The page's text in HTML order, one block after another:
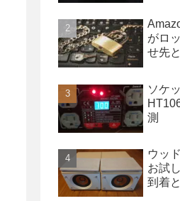
がロ
せ先
ソケ
測
ウッ
お試
到着